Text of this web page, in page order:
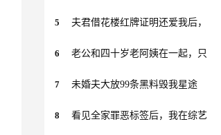
5 夫君借花楼红牌证明还爱我后，
6 老公和四十岁老阿姨在一起，只
7 未婚夫大放99条黑料毁我星途
8 看见全家罪恶标签后，我在综艺